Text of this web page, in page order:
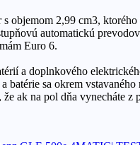
objemom 2,99 cm3,
automatickú
Euro 6.
a doplnkového
sa okrem
ak na pol dňa vynecháte